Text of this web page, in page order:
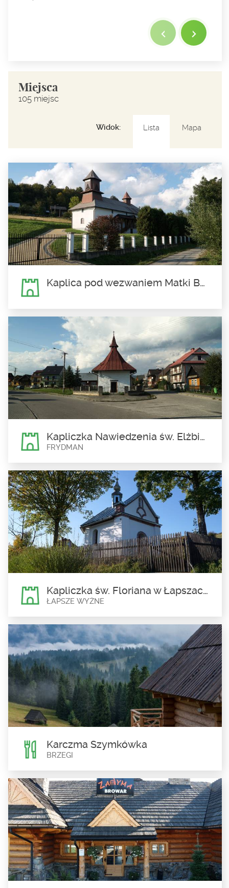
Miejsca
105 miejsc
Widok: Lista Mapa
Kaplica pod wezwaniem Matki Bożej Królowej Polski w Falsztynie
Kaplica pod wezwaniem Matki
Bożej Królowej Polski w
Falsztynie
Kaplica pod wezwaniem Matki Bożej Królowej Polski w Falsztynie
mieści się w dawnym dworskim...
Kapliczka Nawiedzenia św. Elżbiety we Frydmanie
FRYDMAN
Kapliczka Nawiedzenia św.
Elżbiety we Frydmanie
Frydman
Kapliczka Nawiedzenia św. Elżbiety we Frydmanie została
ufundowana w 1708 r. przez właściciela...
Kapliczka św. Floriana w Łapszach Wyżnych
ŁAPSZE WYŻNE
Kapliczka św. Floriana w
Łapszach Wyżnych
Łapsze Wyżne
Kapliczka św. Floriana w Łapszach Wyżnych została ufundowana
w 1778 roku na jednym z krańców...
Karczma Szymkówka
BRZEGI
Karczma Szymkówka
Brzegi
Specjalnością karczmy są pulpeciki z mięsa jagnięcego
marynowane w tymianku, rozmarynie, czerwonym...